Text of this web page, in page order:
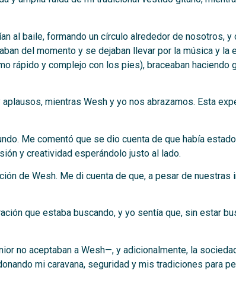
al baile, formando un círculo alrededor de nosotros, y
del momento y se dejaban llevar por la música y la
rápido y complejo con los pies), braceaban haciendo
mientras Wesh y yo nos abrazamos. Esta
Me comentó que se dio cuenta de que había
y creatividad esperándolo justo al lado.
de Wesh. Me di cuenta de que, a pesar de nuestras
que estaba buscando, y yo sentía que, sin estar
no aceptaban a Wesh—, y adicionalmente, la
mi caravana, seguridad y mis tradiciones para